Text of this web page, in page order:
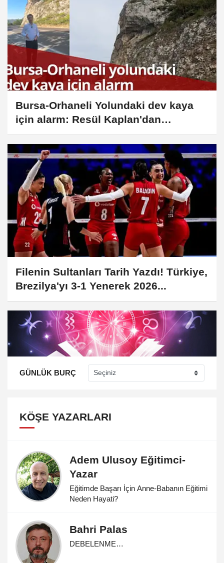
Bursa-Orhaneli Yolundaki dev kaya
için alarm: Resül Kaplan'dan
yetkililere...
Filenin Sultanları Tarih Yazdı! Türkiye,
Brezilya'yı 3-1 Yenerek 2026...
GÜNLÜK BURÇ
KÖŞE YAZARLARI
Adem Ulusoy Eğitimci-
Yazar
Eğitimde Başarı İçin Anne-Babanın Eğitimi
Neden Hayati?
Bahri Palas
DEBELENME…